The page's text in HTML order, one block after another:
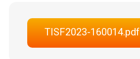
TISF2023-160014.pdf